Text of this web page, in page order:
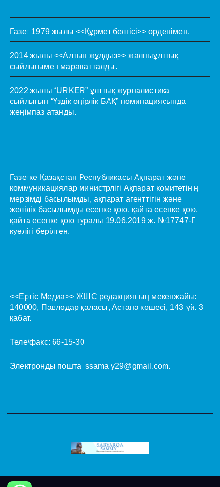
Газет 1979 жылы <<Құрмет белгісі>> орденімен.
2014 жылы <<Алтын жұлдыз>> жалпыұлттық
сыйлығымен марапатталды.
2022 жылы “URKER” ұлттық журналистика
сыйлығын “Үздік өңірлік БАҚ” номинациясында
жеңімпаз атанды.
Газетке Қазақстан Республикасы Ақпарат және
коммуникациялар министрлігі Ақпарат комитетінің
мерзімді басылымды, ақпарат агенттігін және
желілік басылымды есепке қою, қайта есепке қою,
қайта есепке қою туралы 19.06.2019 ж. №17747-Г
куәлігі берілген.
<<Ертіс Медиа>> ЖШС редакцияның мекенжайы:
140000, Павлодар қаласы, Астана көшесі, 143-үй. 3-
қабат.
Теле/факс: 66-15-30
Электронды пошта: ssamaly29@gmail.com.